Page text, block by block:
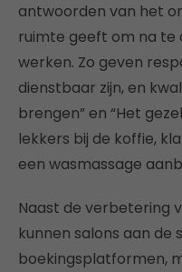
antwoorden van het
ruimte geeft om na te
werken. Zo geven
dienstbaar zijn, en
brengen” en “Het
lekkers bij de koffie,
een wasmassage
Naast de verbetering
kunnen salons aan de
boekingsplatformen,